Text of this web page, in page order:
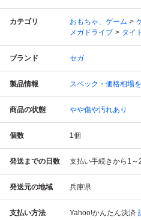
カテゴリ おもちゃ、ゲーム
メガドライブ
タイ
ブランド セガ
製品情報 スペック・価格相場
商品の状態 やや傷や汚れあり
個数 1個
発送までの日数 支払い手続きから1～
発送元の地域 兵庫県
支払い方法 Yahoo!かんたん決済